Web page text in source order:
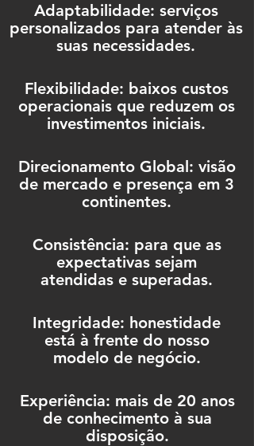
Adaptabilidade: serviços
personalizados para atender às
suas necessidades.
Flexibilidade: baixos custos
operacionais que reduzem os
investimentos iniciais.
Direcionamento Global: visão
de mercado e presença em 3
continentes.
Consistência: para que as
expectativas sejam
atendidas e superadas.
Integridade: honestidade
está à frente do nosso
modelo de negócio.
Experiência: mais de 20 anos
de conhecimento à sua
disposição.